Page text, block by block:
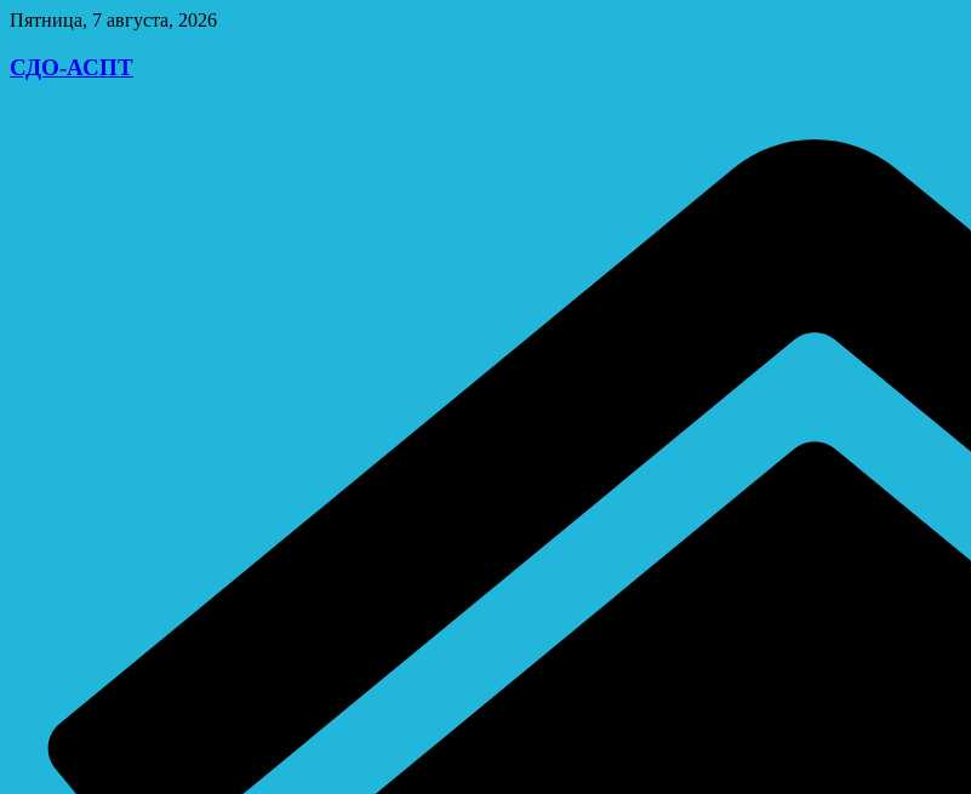
Перейти
содержимому
Пятница, 7 августа, 2026
СДО-АСПТ